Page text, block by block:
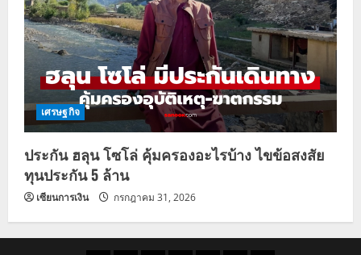
เศรษฐกิจ
ประกัน ฮลุน โซโล่ คุ้มครองอะไรบ้าง ไขข้อสงสัย
ทุนประกัน 5 ล้าน
เซียนการเงิน กรกฎาคม 31, 2026